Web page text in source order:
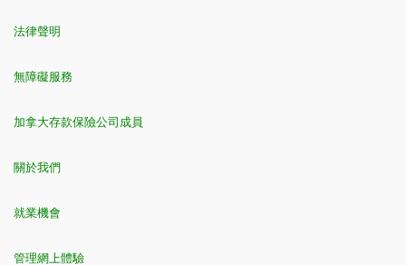
法律聲明
無障礙服務
加拿大存款保險公司成員
關於我們
就業機會
管理網上體驗